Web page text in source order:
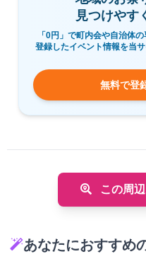
見つけやす
「0円」で町内会や自治体
登録したイベント情報を当
無料で登
この周
あなたにおすすめ